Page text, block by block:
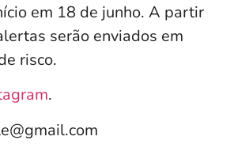
em 18 de junho. A partir
serão enviados em
risco.
.